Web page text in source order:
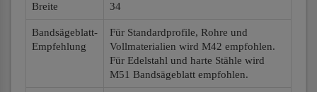
Breite 34
Bandsägeblatt-
Empfehlung
Für Standardprofile, Rohre und
Vollmaterialien wird M42 empfohlen.
Für Edelstahl und harte Stähle wird
M51 Bandsägeblatt empfohlen.